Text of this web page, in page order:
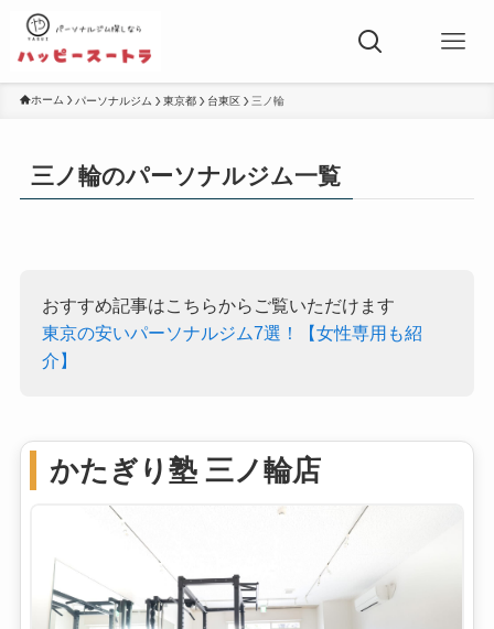
ホーム パーソナルジム 東京都 台東区 三ノ輪
三ノ輪のパーソナルジム一覧
おすすめ記事はこちらからご覧いただけます
東京の安いパーソナルジム7選！【女性専用も紹
介】
かたぎり塾 三ノ輪店